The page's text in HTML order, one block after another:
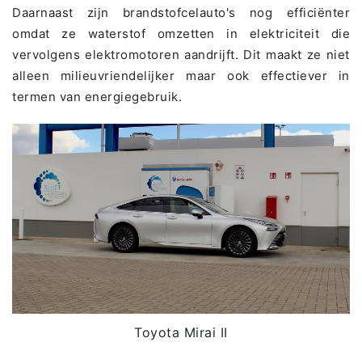
Daarnaast zijn brandstofcelauto's nog efficiënter
omdat ze waterstof omzetten in elektriciteit die
vervolgens elektromotoren aandrijft. Dit maakt ze niet
alleen milieuvriendelijker maar ook effectiever in
termen van energiegebruik.
Toyota Mirai II